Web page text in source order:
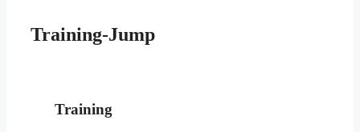
Training-Jump
Training